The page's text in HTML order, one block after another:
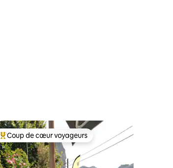
Coups de cœur voyageurs les plus appréciés
Coup de cœur voyageurs